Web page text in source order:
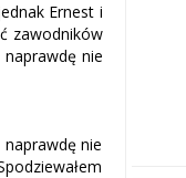
Ernest i
zawodników
nie
nie